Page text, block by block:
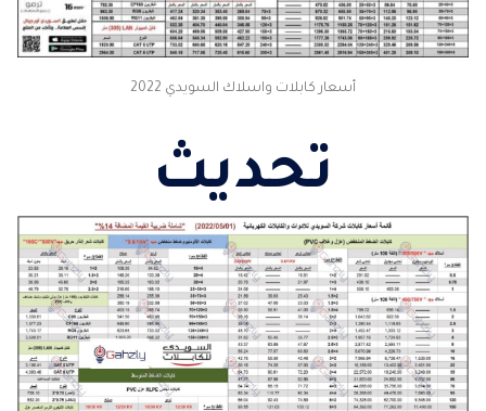
أسعار كابلات واسلاك السويدي 2022
تحديث